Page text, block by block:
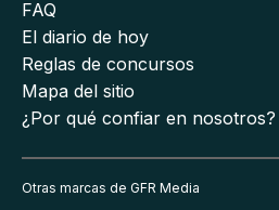
FAQ
El diario de hoy
Reglas de concursos
Mapa del sitio
¿Por qué confiar en nosotros?
Otras marcas de GFR Media